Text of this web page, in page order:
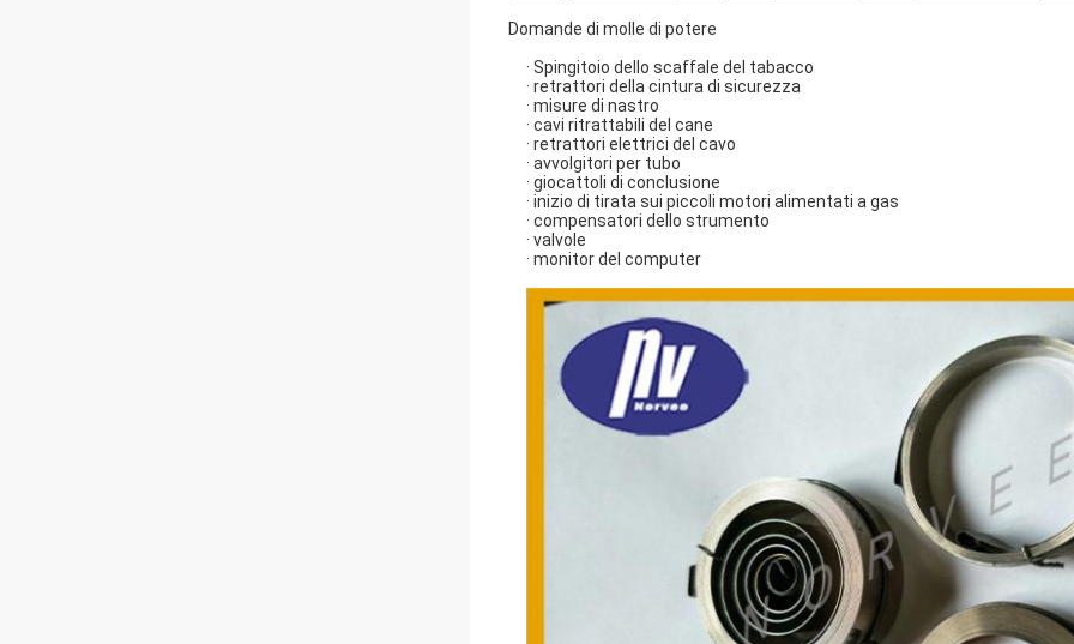
Domande di molle di potere
· Spingitoio dello scaffale del tabacco
· retrattori della cintura di sicurezza
· misure di nastro
· cavi ritrattabili del cane
· retrattori elettrici del cavo
· avvolgitori per tubo
· giocattoli di conclusione
· inizio di tirata sui piccoli motori alimentati a gas
· compensatori dello strumento
· valvole
· monitor del computer